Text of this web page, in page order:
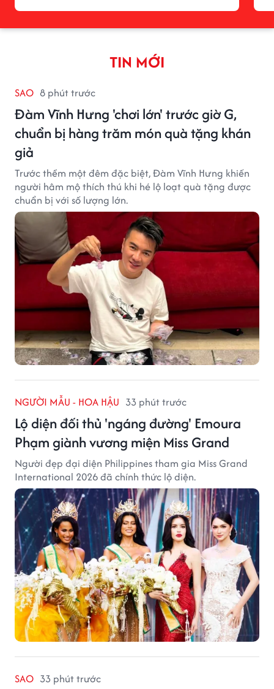
TIN MỚI
SAO 8 phút trước
Đàm Vĩnh Hưng 'chơi lớn' trước giờ G,
chuẩn bị hàng trăm món quà tặng khán
giả
Trước thềm một đêm đặc biệt, Đàm Vĩnh Hưng khiến
người hâm mộ thích thú khi hé lộ loạt quà tặng được
chuẩn bị với số lượng lớn.
NGƯỜI MẪU - HOA HẬU 33 phút trước
Lộ diện đối thủ 'ngáng đường' Emoura
Phạm giành vương miện Miss Grand
Người đẹp đại diện Philippines tham gia Miss Grand
International 2026 đã chính thức lộ diện.
SAO 33 phút trước